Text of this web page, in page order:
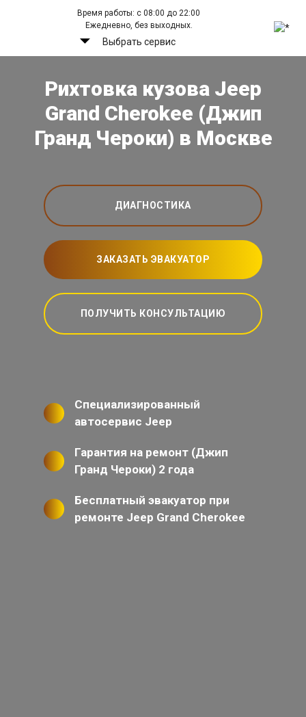
Время работы: с 08:00 до 22:00
Ежедневно, без выходных.
Выбрать сервис
Рихтовка кузова Jeep
Grand Cherokee (Джип
Гранд Чероки) в Москве
ДИАГНОСТИКА
ЗАКАЗАТЬ ЭВАКУАТОР
ПОЛУЧИТЬ КОНСУЛЬТАЦИЮ
Специализированный
автосервис Jeep
Гарантия на ремонт (Джип
Гранд Чероки) 2 года
Бесплатный эвакуатор при
ремонте Jeep Grand Cherokee